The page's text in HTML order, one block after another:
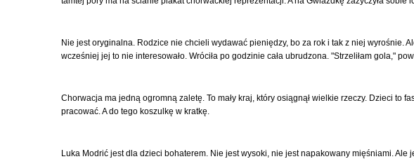
Nie jest oryginalna. Rodzice nie chcieli wydawać pieniędzy, bo za rok i tak z niej wyrośnie.
wcześniej jej to nie interesowało. Wróciła po godzinie cała ubrudzona. "Strzeliłam gola,"
Chorwacja ma jedną ogromną zaletę. To mały kraj, który osiągnął wielkie rzeczy. Dzieci
pracować. A do tego koszulkę w kratkę.
Luka Modrić jest dla dzieci bohaterem. Nie jest wysoki, nie jest napakowany mięśniami.